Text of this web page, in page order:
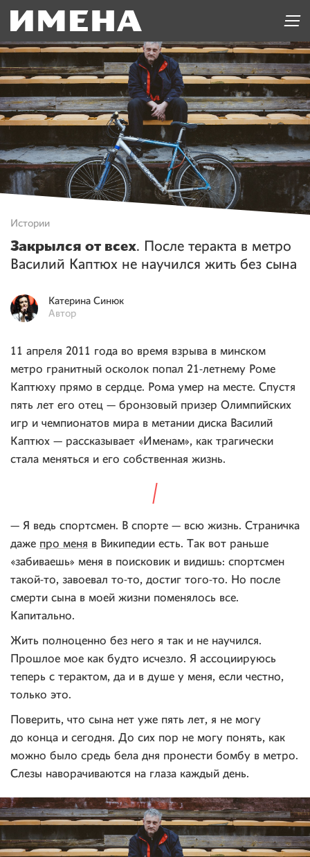
Истории
Закрылся от всех. После теракта в метро
Василий Каптюх не научился жить без сына
Катерина Синюк
Автор
11 апреля 2011 года во время взрыва в минском
метро гранитный осколок попал 21-летнему Роме
Каптюху прямо в сердце. Рома умер на месте. Спустя
пять лет его отец — бронзовый призер Олимпийских
игр и чемпионатов мира в метании диска Василий
Каптюх — рассказывает «Именам», как трагически
стала меняться и его собственная жизнь.
— Я ведь спортсмен. В спорте — всю жизнь. Страничка
даже про меня в Википедии есть. Так вот раньше
«забиваешь» меня в поисковик и видишь: спортсмен
такой-то, завоевал то-то, достиг того-то. Но после
смерти сына в моей жизни поменялось все.
Капитально.
Жить полноценно без него я так и не научился.
Прошлое мое как будто исчезло. Я ассоциируюсь
теперь с терактом, да и в душе у меня, если честно,
только это.
Поверить, что сына нет уже пять лет, я не могу
до конца и сегодня. До сих пор не могу понять, как
можно было средь бела дня пронести бомбу в метро.
Слезы наворачиваются на глаза каждый день.